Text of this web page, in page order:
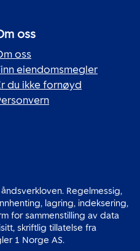
oss
oss
eiendomsmegler
du ikke fornøyd
Regelmessig,
lagring, indeksering,
for sammenstilling av data
skriftlig tillatelse fra
1 Norge AS.